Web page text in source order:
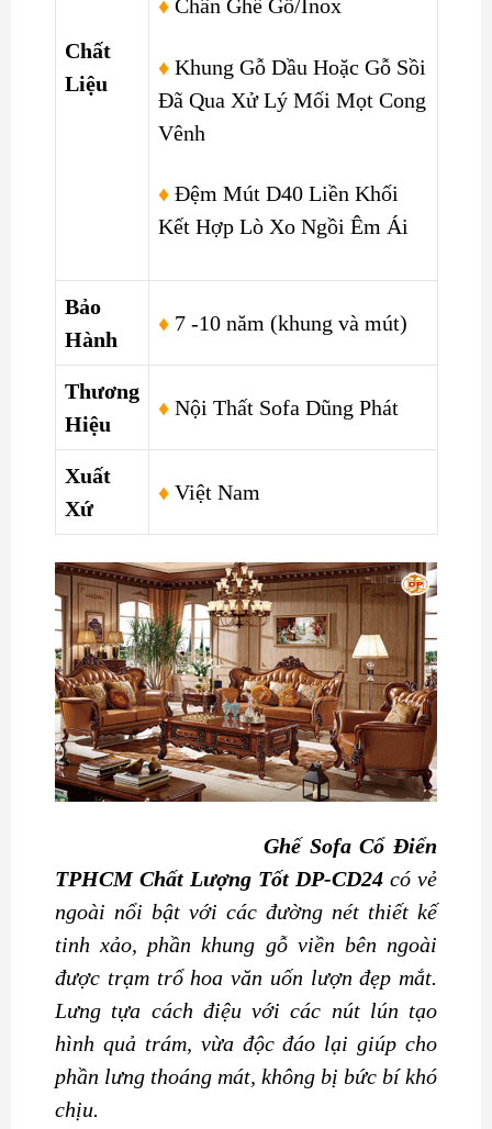
Chất
Liệu
♦ Chân Ghế Gỗ/Inox
♦ Khung Gỗ Dầu Hoặc Gỗ Sồi
Đã Qua Xử Lý Mối Mọt Cong
Vênh
♦ Đệm Mút D40 Liền Khối
Kết Hợp Lò Xo Ngồi Êm Ái
Bảo
Hành
♦ 7 -10 năm (khung và mút)
Thương
Hiệu
♦ Nội Thất Sofa Dũng Phát
Xuất
Xứ
♦ Việt Nam
Ghế Sofa Cổ Điển
TPHCM Chất Lượng Tốt DP-CD24 có vẻ
ngoài nổi bật với các đường nét thiết kế
tinh xảo, phần khung gỗ viền bên ngoài
được trạm trổ hoa văn uốn lượn đẹp mắt.
Lưng tựa cách điệu với các nút lún tạo
hình quả trám, vừa độc đáo lại giúp cho
phần lưng thoáng mát, không bị bức bí khó
chịu.